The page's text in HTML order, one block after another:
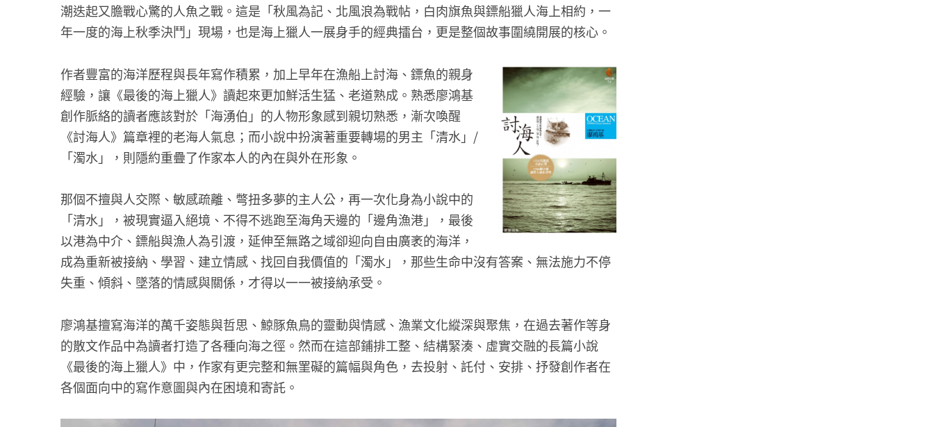
潮迭起又膽戰心驚的人魚之戰。這是「秋風為記、北風浪為戰帖，白肉旗魚與鏢船獵人海上相約，一
年一度的海上秋季決鬥」現場，也是海上獵人一展身手的經典擂台，更是整個故事圍繞開展的核心。
作者豐富的海洋歷程與長年寫作積累，加上早年在漁船上討海、鏢魚的親身
經驗，讓《最後的海上獵人》讀起來更加鮮活生猛、老道熟成。熟悉廖鴻基
創作脈絡的讀者應該對於「海湧伯」的人物形象感到親切熟悉，漸次喚醒
《討海人》篇章裡的老海人氣息；而小說中扮演著重要轉場的男主「清水」/
「濁水」，則隱約重疊了作家本人的內在與外在形象。
那個不擅與人交際、敏感疏離、彆扭多夢的主人公，再一次化身為小說中的
「清水」，被現實逼入絕境、不得不逃跑至海角天邊的「邊角漁港」，最後
以港為中介、鏢船與漁人為引渡，延伸至無路之域卻迎向自由廣袤的海洋，
成為重新被接納、學習、建立情感、找回自我價值的「濁水」，那些生命中沒有答案、無法施力不停
失重、傾斜、墜落的情感與關係，才得以一一被接納承受。
廖鴻基擅寫海洋的萬千姿態與哲思、鯨豚魚鳥的靈動與情感、漁業文化縱深與聚焦，在過去著作等身
的散文作品中為讀者打造了各種向海之徑。然而在這部鋪排工整、結構緊湊、虛實交融的長篇小說
《最後的海上獵人》中，作家有更完整和無罣礙的篇幅與角色，去投射、託付、安排、抒發創作者在
各個面向中的寫作意圖與內在困境和寄託。